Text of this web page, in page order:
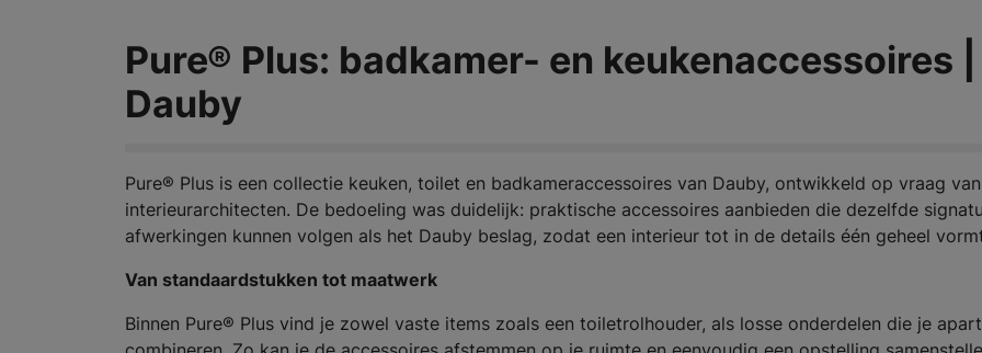
Pure® Plus: badkamer- en keukenaccessoires |
Dauby
Pure® Plus is een collectie keuken, toilet en badkameraccessoires van Dauby, ontwikkeld op vraag van
interieurarchitecten. De bedoeling was duidelijk: praktische accessoires aanbieden die dezelfde
afwerkingen kunnen volgen als het Dauby beslag, zodat een interieur tot in de details één geheel
Van standaardstukken tot maatwerk
Binnen Pure® Plus vind je zowel vaste items zoals een toiletrolhouder, als losse onderdelen die je